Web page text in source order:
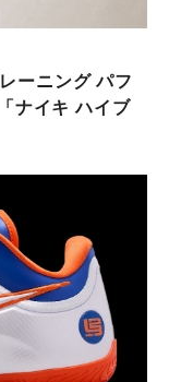
ーニング パフ
ナイキ ハイブ